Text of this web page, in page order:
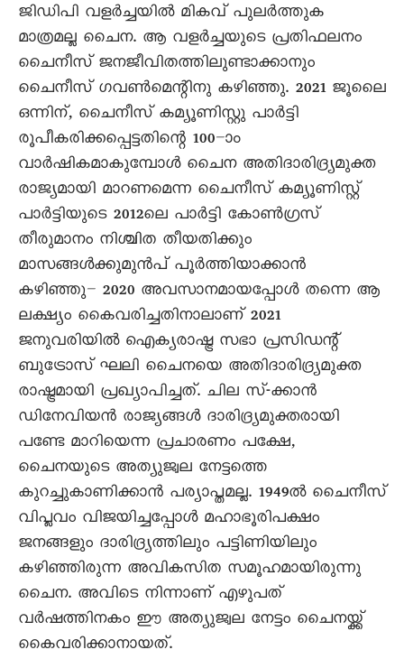
ജിഡിപി വളർച്ചയിൽ മികവ് പുലർത്തുക
മാത്രമല്ല ചെെന. ആ വളർച്ചയുടെ പ്രതിഫലനം
ചെെനീസ് ജനജീവിതത്തിലുണ്ടാക്കാനും
ചെെനീസ് ഗവൺമെന്റിനു കഴിഞ്ഞു. 2021 ജൂലെെ
ഒന്നിന്, ചെെനീസ് കമ്യൂണിസ്റ്റു പാർട്ടി
രൂപീകരിക്കപ്പെട്ടതിന്റെ 100–ാം
വാർഷികമാകുമ്പോൾ ചെെന അതിദാരിദ്ര്യമുക്ത
രാജ്യമായി മാറണമെന്ന ചെെനീസ് കമ്യൂണിസ്റ്റ്
പാർട്ടിയുടെ 2012ലെ പാർട്ടി കോൺഗ്രസ്
തീരുമാനം നിശ്ചിത തീയതിക്കും
മാസങ്ങൾക്കുമുൻപ് പൂർത്തിയാക്കാൻ
കഴിഞ്ഞു– 2020 അവസാനമായപ്പോൾ തന്നെ ആ
ലക്ഷ്യം കെെവരിച്ചതിനാലാണ് 2021
ജനുവരിയിൽ ഐക്യരാഷ്ട്ര സഭാ പ്രസിഡന്റ്
ബുട്രോസ് ഘലി ചെെനയെ അതിദാരിദ്ര്യമുക്ത
രാഷ്ട്രമായി പ്രഖ്യാപിച്ചത്. ചില സ്-ക്കാൻ
ഡിനേവിയൻ രാജ്യങ്ങൾ ദാരിദ്ര്യമുക്തരായി
പണ്ടേ മാറിയെന്ന പ്രചാരണം പക്ഷേ,
ചെെനയുടെ അത്യുജ്വല നേട്ടത്തെ
കുറച്ചുകാണിക്കാൻ പര്യാപ്തമല്ല. 1949ൽ ചെെനീസ്
വിപ്ലവം വിജയിച്ചപ്പോൾ മഹാഭൂരിപക്ഷം
ജനങ്ങളും ദാരിദ്ര്യത്തിലും പട്ടിണിയിലും
കഴിഞ്ഞിരുന്ന അവികസിത സമൂഹമായിരുന്നു
ചെെന. അവിടെ നിന്നാണ് എഴുപത്
വർഷത്തിനകം ഈ അത്യുജ്വല നേട്ടം ചെെനയ്ക്ക്
കെെവരിക്കാനായത്.